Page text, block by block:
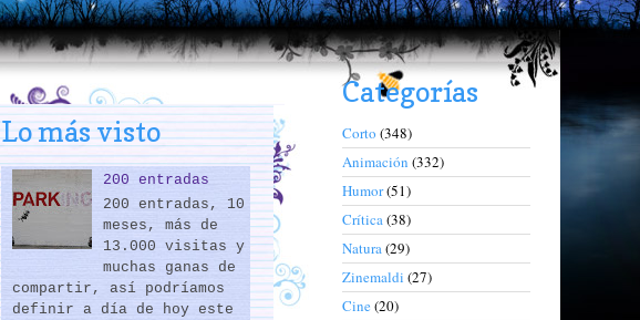
Lo más visto
200 entradas
200 entradas, 10
meses, más de
13.000 visitas y
muchas ganas de
compartir, así podríamos
definir a día de hoy este
Categorías
Corto (348)
Animación (332)
Humor(51)
Crítica(38)
Natura(29)
Zinemaldi (27)
Cine(20)